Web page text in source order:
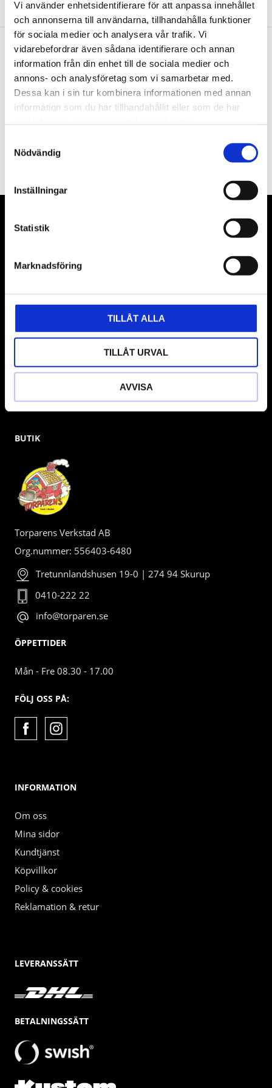
Vi använder enhetsidentifierare för att anpassa innehållet
och annonserna till användarna, tillhandahålla funktioner
för sociala medier och analysera vår trafik. Vi
vidarebefordrar även sådana identifierare och annan
information från din enhet till de sociala medier och
annons- och analysföretag som vi samarbetar med.
Dessa kan i sin tur kombinera informationen med annan
information som du har tillhandahållit eller som de har
Nödvändig
Inställningar
Statistik
Marknadsföring
TILLÅT ALLA
TILLÅT URVAL
AVVISA
Nyhetsbrev
Dina personuppgifter behandlas i enlighet med vår integritetspolicy.
VÅRA LEVERANTÖRER
& däckmaskiner och Master luftmaskiner. Kontakta oss
kunden.
BUTIK
Torparens Verkstad AB
Org.nummer: 556403-6480
Tretunnlandshusen 19-0 | 274 94 Skurup
0410-222 22
info@torparen.se
ÖPPETTIDER
Mån - Fre 08.30 - 17.00
FÖLJ OSS PÅ:
INFORMATION
Om oss
Mina sidor
Kundtjänst
Köpvillkor
Policy & cookies
Reklamation & retur
LEVERANSSÄTT
BETALNINGSSÄTT